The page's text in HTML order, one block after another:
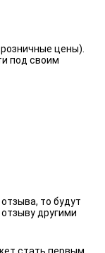
цены).
под своим
то будут
другими